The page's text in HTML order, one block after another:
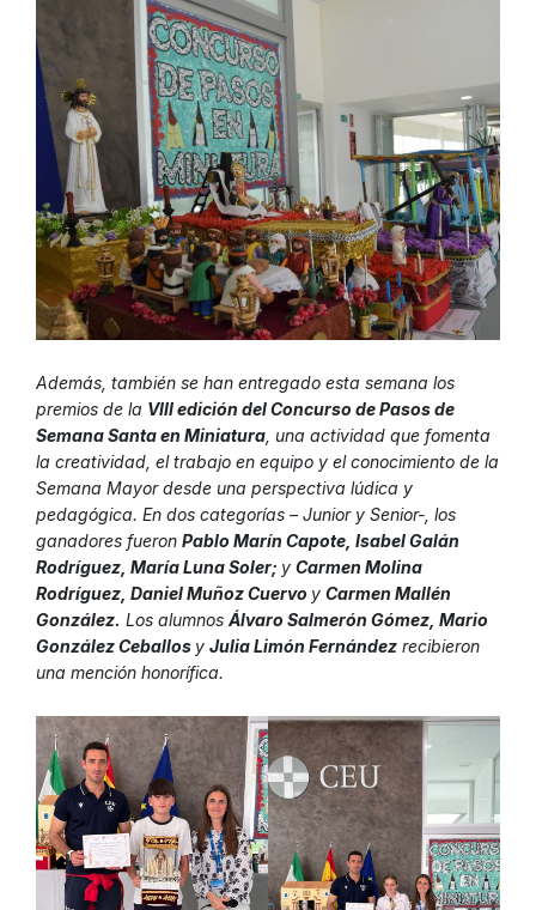
Además, también se han entregado esta semana los
premios de la VIII edición del Concurso de Pasos de
Semana Santa en Miniatura , una actividad que fomenta
la creatividad, el trabajo en equipo y el conocimiento de la
Semana Mayor desde una perspectiva lúdica y
pedagógica. En dos categorías – Junior y Senior-, los
ganadores fueron Pablo Marín Capote, Isabel Galán
Rodríguez, María Luna Soler; y Carmen Molina
Rodríguez, Daniel Muñoz Cuervo y Carmen Mallén
González. Los alumnos Álvaro Salmerón Gómez, Mario
González Ceballos y Julia Limón Fernández recibieron
una mención honorífica.